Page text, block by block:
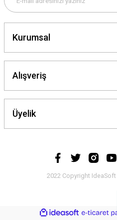
Kurumsal
Alışveriş
Üyelik
2022 Copyright IdeaSoft -
ideasoft